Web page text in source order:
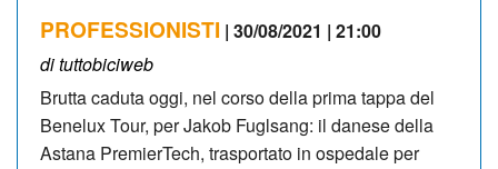
PROFESSIONISTI | 30/08/2021 | 21:00
di tuttobiciweb
Brutta caduta oggi, nel corso della prima tappa del
Benelux Tour, per Jakob Fuglsang: il danese della
Astana PremierTech, trasportato in ospedale per